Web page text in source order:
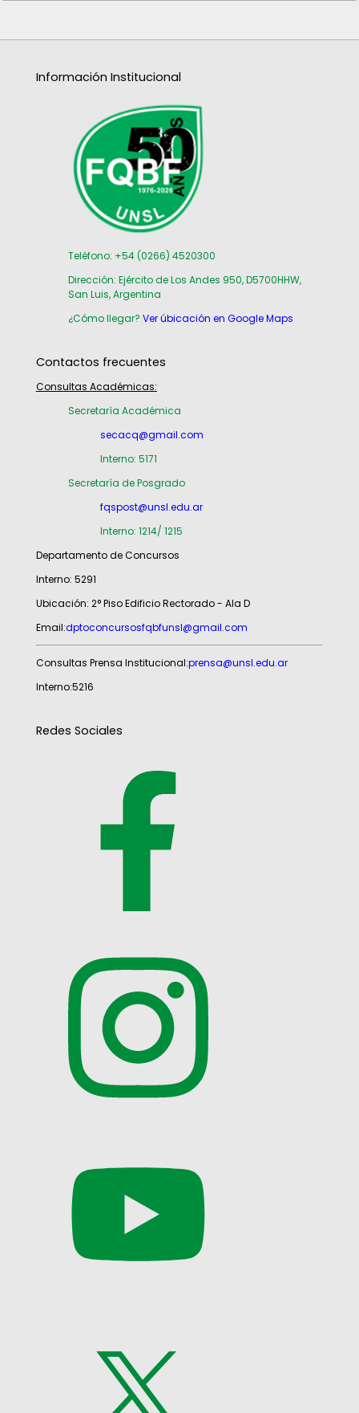
Información Institucional
Teléfono: +54 (0266) 4520300
Dirección: Ejército de Los Andes 950, D5700HHW,
San Luis, Argentina
¿Cómo llegar? Ver úbicación en Google Maps
Contactos frecuentes
Consultas Académicas:
Secretaría Académica
secacq@gmail.com
Interno: 5171
Secretaría de Posgrado
fqspost@unsl.edu.ar
Interno: 1214/ 1215
Departamento de Concursos
Interno: 5291
Ubicación: 2° Piso Edificio Rectorado - Ala D
Email:dptoconcursosfqbfunsl@gmail.com
Consultas Prensa Institucional:prensa@unsl.edu.ar
Interno:5216
Redes Sociales